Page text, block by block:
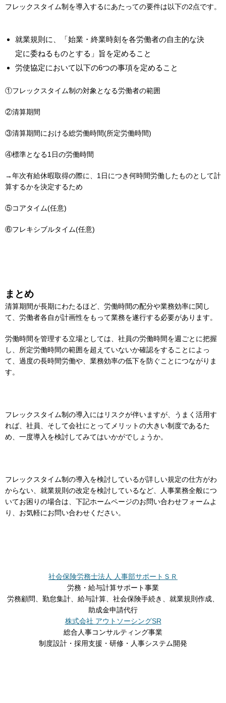
フレックスタイム制を導入するにあたっての要件は以下の2点です。
就業規則に、「始業・終業時刻を各労働者の自主的な決
定に委ねるものとする」旨を定めること
労使協定において以下の6つの事項を定めること
①フレックスタイム制の対象となる労働者の範囲
②清算期間
③清算期間における総労働時間(所定労働時間)
④標準となる1日の労働時間
→年次有給休暇取得の際に、1日につき何時間労働したものとして計
算するかを決定するため
⑤コアタイム(任意)
⑥フレキシブルタイム(任意)
まとめ
清算期間が長期にわたるほど、労働時間の配分や業務効率に関し
て、労働者各自が計画性をもって業務を遂行する必要があります。
労働時間を管理する立場としては、社員の労働時間を週ごとに把握
し、所定労働時間の範囲を超えていないか確認をすることによっ
て、過度の長時間労働や、業務効率の低下を防ぐことにつながりま
す。
フレックスタイム制の導入にはリスクが伴いますが、うまく活用す
れば、社員、そして会社にとってメリットの大きい制度であるた
め、一度導入を検討してみてはいかがでしょうか。
フレックスタイム制の導入を検討しているが詳しい規定の仕方がわ
からない、就業規則の改定を検討しているなど、人事業務全般につ
いてお困りの場合は、下記ホームページのお問い合わせフォームよ
り、お気軽にお問い合わせください。
社会保険労務士法人 人事部サポートＳＲ
労務・給与計算サポート事業
労務顧問、勤怠集計、給与計算、社会保険手続き、就業規則作成、
助成金申請代行
株式会社 アウトソーシングSR
総合人事コンサルティング事業
制度設計・採用支援・研修・人事システム開発